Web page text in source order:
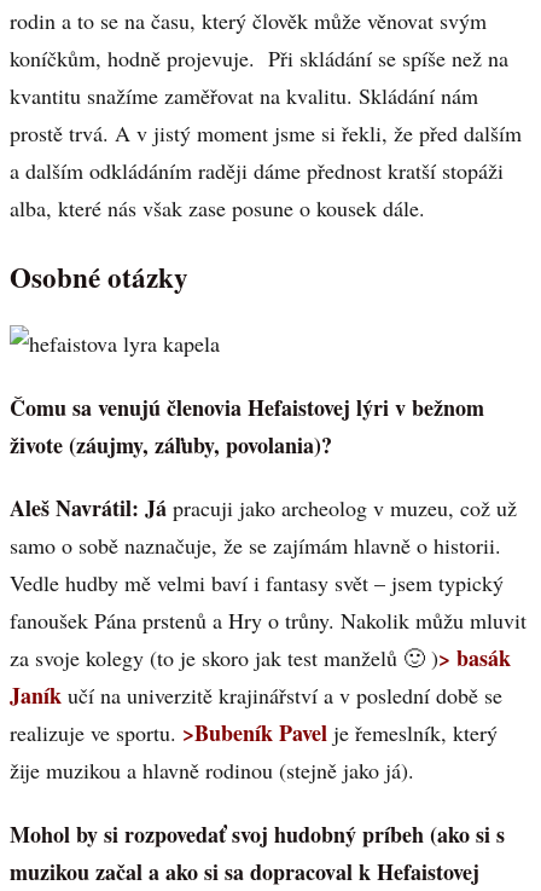
rodin a to se na času, který člověk může věnovat svým
koníčkům, hodně projevuje. Při skládání se spíše než na
kvantitu snažíme zaměřovat na kvalitu. Skládání nám
prostě trvá. A v jistý moment jsme si řekli, že před dalším
a dalším odkládáním raději dáme přednost kratší stopáži
alba, které nás však zase posune o kousek dále.
Osobné otázky
Čomu sa venujú členovia Hefaistovej lýri v bežnom
živote (záujmy, záľuby, povolania)?
Aleš Navrátil: Já pracuji jako archeolog v muzeu, což už
samo o sobě naznačuje, že se zajímám hlavně o historii.
Vedle hudby mě velmi baví i fantasy svět – jsem typický
fanoušek Pána prstenů a Hry o trůny. Nakolik můžu mluvit
za svoje kolegy (to je skoro jak test manželů 🙂 )> basák
Janík učí na univerzitě krajinářství a v poslední době se
realizuje ve sportu. >Bubeník Pavel je řemeslník, který
žije muzikou a hlavně rodinou (stejně jako já).
Mohol by si rozpovedať svoj hudobný príbeh (ako si s
muzikou začal a ako si sa dopracoval k Hefaistovej